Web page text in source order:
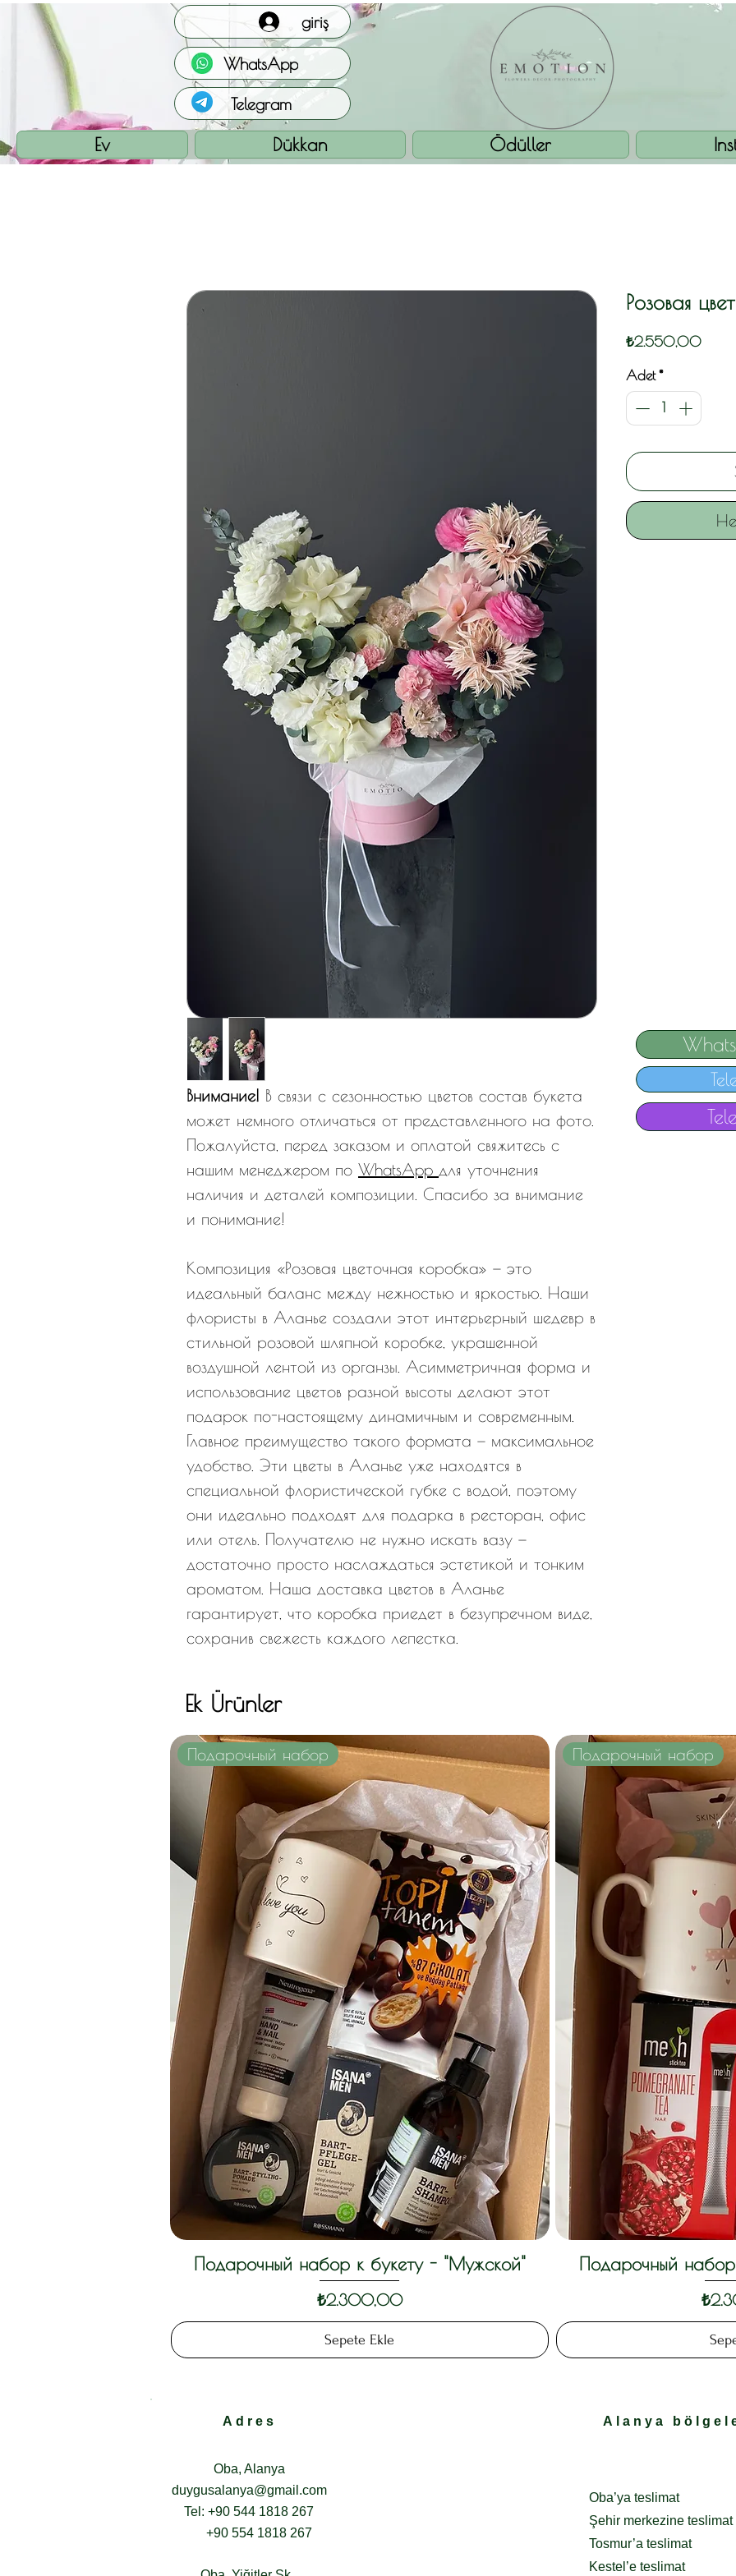
giriş
WhatsApp
Telegram
Ev Dükkan Ödüller
Внимание! В связи с сезонностью цветов состав букета
может немного отличаться от представленного на фото.
Пожалуйста, перед заказом и оплатой свяжитесь с
нашим менеджером по WhatsApp для уточнения
наличия и деталей композиции. Спасибо за внимание
и понимание!
Композиция «Розовая цветочная коробка» — это
идеальный баланс между нежностью и яркостью. Наши
флористы в Аланье создали этот интерьерный шедевр в
стильной розовой шляпной коробке, украшенной
воздушной лентой из органзы. Асимметричная форма и
использование цветов разной высоты делают этот
подарок по-настоящему динамичным и современным.
Главное преимущество такого формата — максимальное
удобство. Эти цветы в Аланье уже находятся в
специальной флористической губке с водой, поэтому
они идеально подходят для подарка в ресторан, офис
или отель. Получателю не нужно искать вазу —
достаточно просто наслаждаться эстетикой и тонким
ароматом. Наша доставка цветов в Аланье
гарантирует, что коробка приедет в безупречном виде,
сохранив свежесть каждого лепестка.
Розовая
₺2.550,00Fiyat
Adet *
Ek Ürünler
Hızlı Bakış
Подарочный набор
Подарочный набор к букету - "Мужской"
Fiyat
₺2.300,00
Sepete Ekle
Подарочный набор
Подарочный
Fiyat
Adres
Oba, Alanya
duygusalanya@gmail.com
Tel: +90 544 1818 267
+90 554 1818 267
Alanya
Oba’ya teslimat
Şehir merkezine teslimat
Tosmur’a teslimat
Kestel’e teslimat